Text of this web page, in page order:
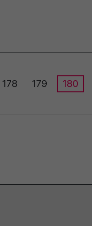
178 179 180